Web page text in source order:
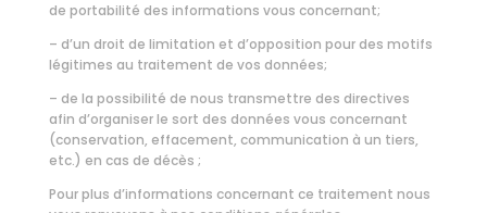
de portabilité des informations vous concernant;
– d’un droit de limitation et d’opposition pour des motifs
légitimes au traitement de vos données;
– de la possibilité de nous transmettre des directives
afin d’organiser le sort des données vous concernant
(conservation, effacement, communication à un tiers,
etc.) en cas de décès ;
Pour plus d’informations concernant ce traitement nous